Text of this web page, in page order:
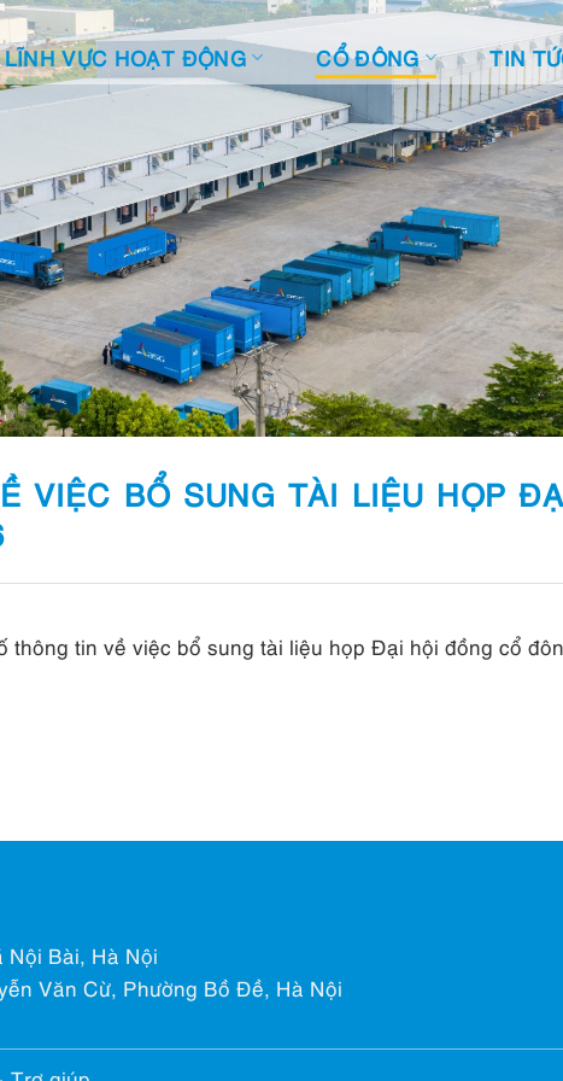
LĨNH VỰC HOẠT ĐỘNG CỔ ĐÔNG TIN
VIỆC BỔ SUNG TÀI LIỆU HỌP
thông tin về việc bổ sung tài liệu họp Đại hội đồng cổ
Nội Bài, Hà Nội
Văn Cừ, Phường Bồ Đề, Hà Nội